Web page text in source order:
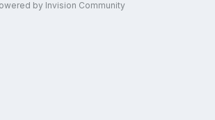
by Invision Community